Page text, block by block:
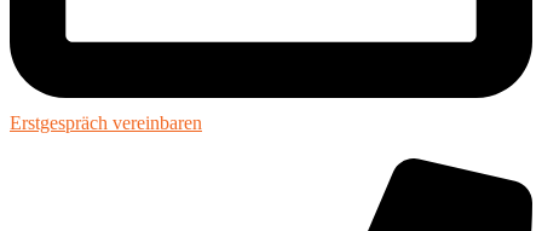
Erstgespräch vereinbaren